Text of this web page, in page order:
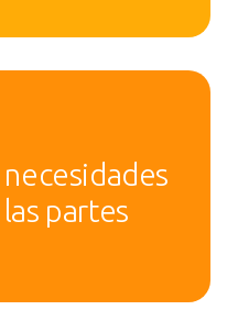
necesidades
partes